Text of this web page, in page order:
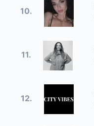
10.
11.
12.